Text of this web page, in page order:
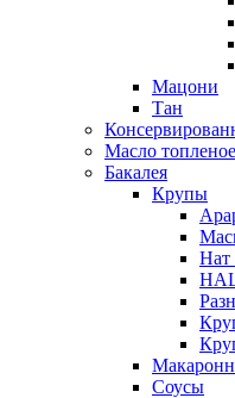
Мацони
Тан
Масло топленое
Бакалея
Крупы
Нат
Соусы